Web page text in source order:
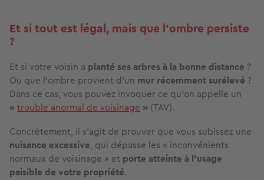
Et si tout est légal, mais que l’ombre persiste
?
Et si votre voisin a planté ses arbres à la bonne distance ?
Ou que l’ombre provient d’un mur récemment surélevé ?
Dans ce cas, vous pouvez invoquer ce qu’on appelle un
«trouble anormal de voisinage » (TAV).
Concrètement, il s’agit de prouver que vous subissez une
nuisance excessive, qui dépasse les « inconvénients
normaux de voisinage » et porte atteinte à l’usage
paisible de votre propriété.